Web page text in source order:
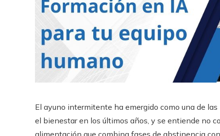
El ayuno intermitente ha emergido como una de
el bienestar en los últimos años, y se entiende no